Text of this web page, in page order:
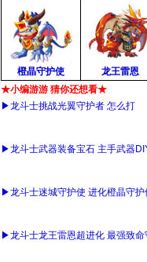
橙晶守护使 龙王雷恩
★小编游游 猜你还想看★
▶龙斗士挑战光翼守护者 怎么打
▶龙斗士武器装备宝石 主手武器
▶龙斗士迷城守护使 进化橙晶守护
▶龙斗士龙王雷恩超进化 最强致命